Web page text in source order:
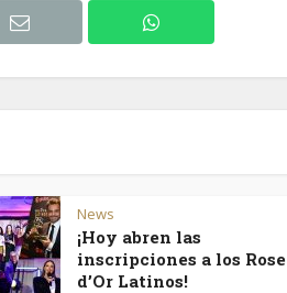
News
¡Hoy abren las
inscripciones a los Rose
d’Or Latinos!